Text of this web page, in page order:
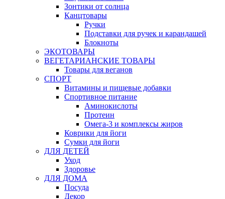
Зонтики от солнца
Канцтовары
Ручки
Подставки для ручек и карандашей
Блокноты
ЭКОТОВАРЫ
ВЕГЕТАРИАНСКИЕ ТОВАРЫ
Товары для веганов
СПОРТ
Витамины и пищевые добавки
Спортивное питание
Аминокислоты
Протеин
Омега-3 и комплексы жиров
Коврики для йоги
Сумки для йоги
ДЛЯ ДЕТЕЙ
Уход
Здоровье
ДЛЯ ДОМА
Посуда
Декор